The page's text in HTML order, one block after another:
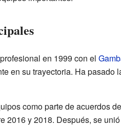
en 1999 con el
en su trayectoria. Ha pasado
como parte de acuerdos
2016 y 2018. Después, se